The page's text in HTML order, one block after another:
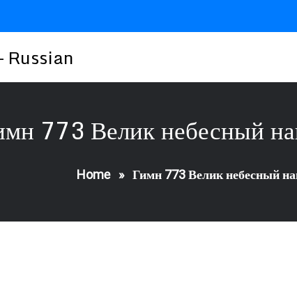
Russian
773 Велик небесный
Home» Гимн 773 Велик небесный